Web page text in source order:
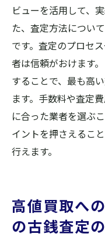
ビューを活用して、
た、査定方法につい
です。査定のプロセ
者は信頼がおけます
することで、最も高
ます。手数料や査定
に合った業者を選ぶ
イントを押さえるこ
行えます。
高値買取へ
の古銭査定